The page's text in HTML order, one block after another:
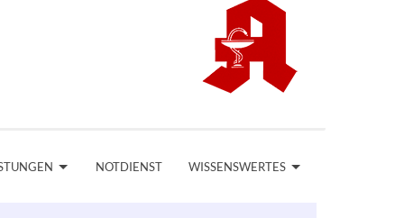
NOTDIENST WISSENSWERTES